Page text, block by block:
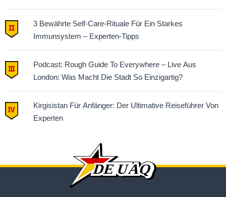
3 Bewährte Self-Care-Rituale Für Ein Starkes
Immunsystem – Experten-Tipps
Podcast: Rough Guide To Everywhere – Live Aus
London: Was Macht Die Stadt So Einzigartig?
Kirgisistan Für Anfänger: Der Ultimative Reiseführer Von
Experten